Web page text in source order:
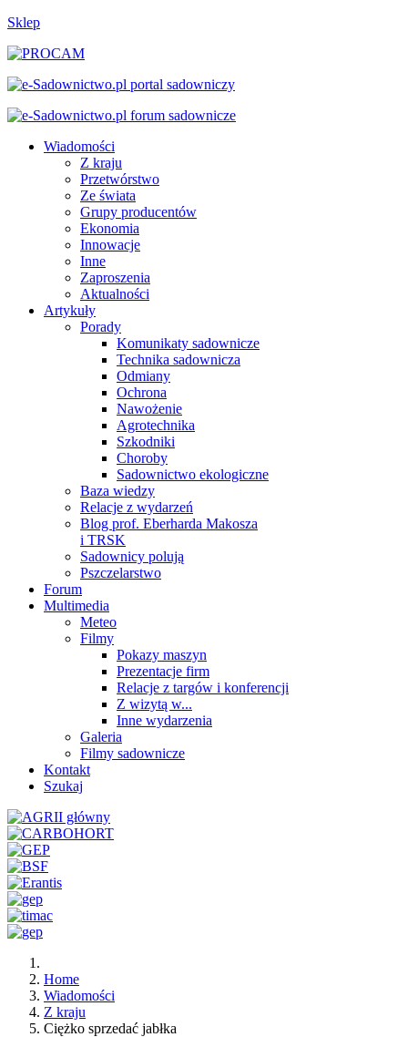
Sklep
Wiadomości
Z kraju
Przetwórstwo
Ze świata
Grupy producentów
Ekonomia
Innowacje
Inne
Zaproszenia
Aktualności
Artykuły
Porady
Komunikaty sadownicze
Technika sadownicza
Odmiany
Ochrona
Nawożenie
Agrotechnika
Szkodniki
Choroby
Sadownictwo ekologiczne
Baza wiedzy
Relacje z wydarzeń
Blog prof. Eberharda Makosza
i TRSK
Sadownicy polują
Pszczelarstwo
Forum
Multimedia
Meteo
Filmy
Pokazy maszyn
Prezentacje firm
Relacje z targów i konferencji
Z wizytą w...
Inne wydarzenia
Galeria
Filmy sadownicze
Kontakt
Szukaj
Home
Wiadomości
Z kraju
Ciężko sprzedać jabłka